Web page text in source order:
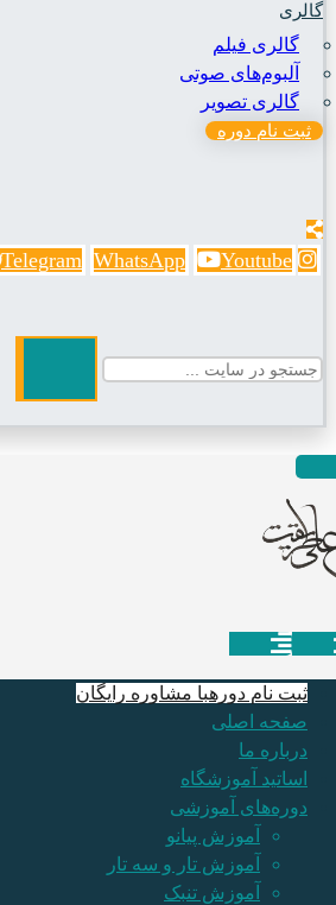
گالری
گالری فیلم
آلبوم‌های صوتی
گالری تصویر
ثبت نام دوره
Telegram WhatsApp Youtube
ثبت نام دورهبا مشاوره رایگان
صفحه اصلی
درباره ما
اساتید آموزشگاه
دوره‌های آموزشی
آموزش پیانو
آموزش تار و سه تار
آموزش تنبک